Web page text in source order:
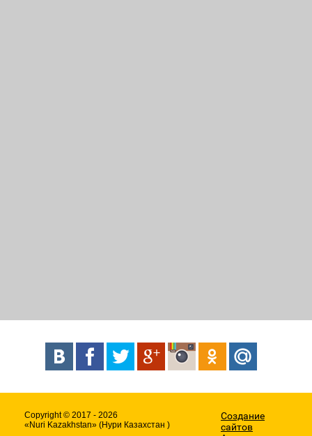
Copyright © 2017 - 2026
«Nuri Kazakhstan» (Нури Казахстан )
Создание
сайтов